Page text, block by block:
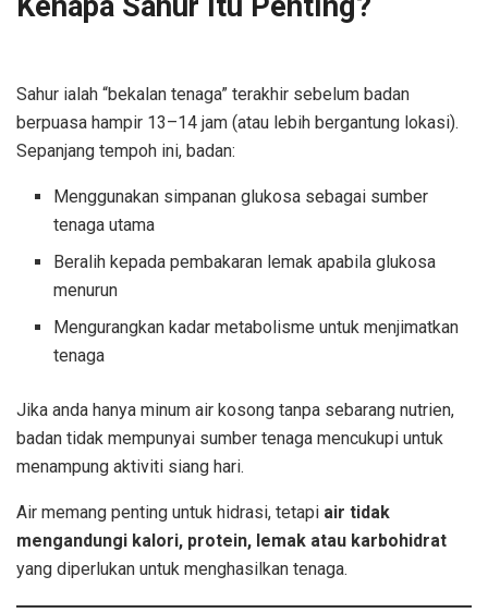
Sahur ialah “bekalan tenaga” terakhir sebelum badan
berpuasa hampir 13–14 jam (atau lebih bergantung lokasi).
Sepanjang tempoh ini, badan:
Menggunakan simpanan glukosa sebagai sumber
tenaga utama
Beralih kepada pembakaran lemak apabila glukosa
menurun
Mengurangkan kadar metabolisme untuk menjimatkan
tenaga
Jika anda hanya minum air kosong tanpa sebarang nutrien,
badan tidak mempunyai sumber tenaga mencukupi untuk
menampung aktiviti siang hari.
Air memang penting untuk hidrasi, tetapi air tidak
mengandungi kalori, protein, lemak atau karbohidrat
yang diperlukan untuk menghasilkan tenaga.